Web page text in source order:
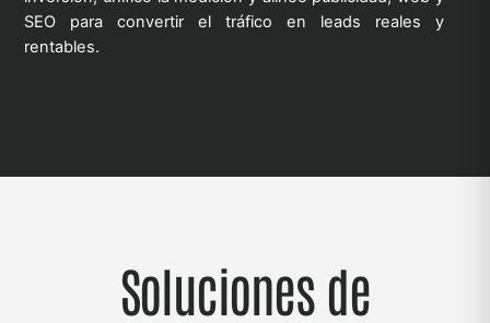
SEO para convertir el tráfico en leads reales y
rentables.
Soluciones de